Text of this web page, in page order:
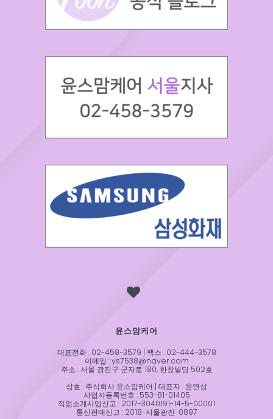
윤스맘케어
대표전화 : 02-458-3579 | 팩스 : 02-444-3578
이메일 : ys7538@naver.com
주소 : 서울 광진구 군자로 180, 한창빌딩 502호
상호 : 주식회사 윤스맘케어 | 대표자 : 윤연상
사업자등록번호 : 553-81-01405
직업소개사업신고 : 2017-3040191-14-5-00001
통신판매신고 : 2018-서울광진-0897